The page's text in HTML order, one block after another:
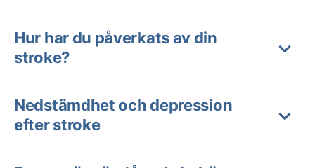
Hur har du påverkats av din
stroke?
Nedstämdhet och depression
efter stroke